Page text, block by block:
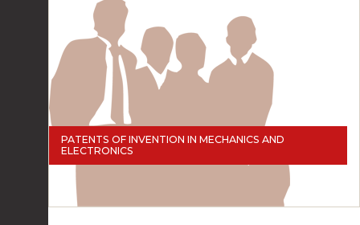
PATENTS OF INVENTION IN MECHANICS AND
ELECTRONICS